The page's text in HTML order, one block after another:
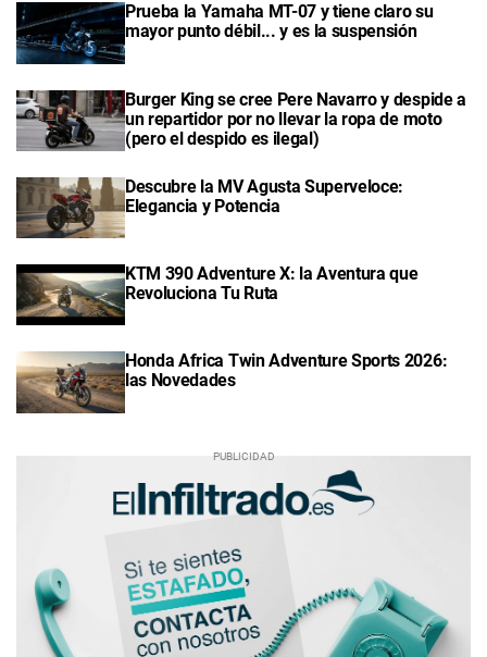
Prueba la Yamaha MT-07 y tiene claro su
mayor punto débil... y es la suspensión
Burger King se cree Pere Navarro y despide a
un repartidor por no llevar la ropa de moto
(pero el despido es ilegal)
Descubre la MV Agusta Superveloce:
Elegancia y Potencia
KTM 390 Adventure X: la Aventura que
Revoluciona Tu Ruta
Honda Africa Twin Adventure Sports 2026:
las Novedades